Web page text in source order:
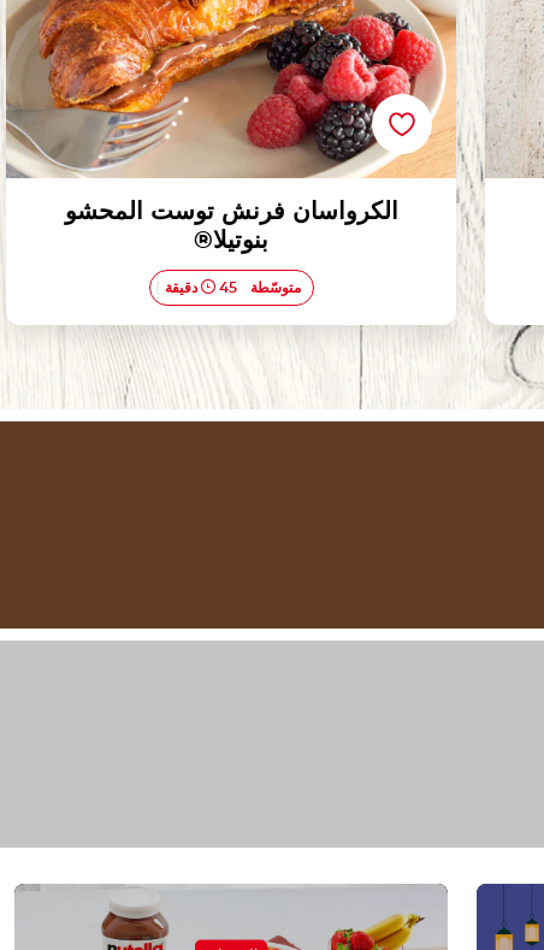
الكرواسان فرنش توست المحشو
بنوتيلا®
متوسّطة 45 دقيقة